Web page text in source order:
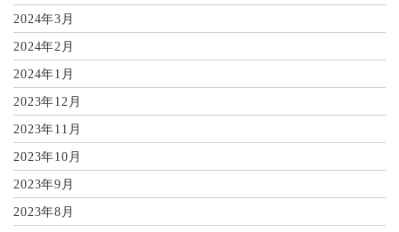
2024年3月
2024年2月
2024年1月
2023年12月
2023年11月
2023年10月
2023年9月
2023年8月